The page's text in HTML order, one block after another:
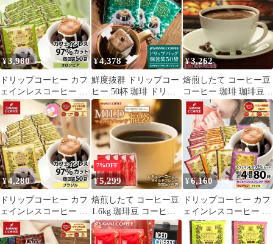
包装 8g 飲み比べ セッ
ト おためし いまならド
リップバッグ増量中で6
種類52袋
ー専門店 120杯分 セッ
ト ゴールデンコロンビ
ア
¥3,980
ドリップコーヒー カフ
ェインレスコーヒー ド
リップパック コーヒー
大容量 デカフェ ノンカ
フェイン 福袋 50杯分
個包装 8g セット コロ
ンビア
¥4,378
鮮度抜群 ドリップコー
ヒー 50杯 珈琲 ドリッ
プパック コーヒー 福袋
ドリップバッグ 福袋 大
容量 50袋 個包装 8g 飲
み比べ セット エメラル
ドマウンテンブレンド
¥3,262
焙煎したて コーヒー豆
コーヒー 珈琲 珈琲豆
お試し コーヒー粉 粉
豆 冬専用のウィンター
ブレンド 500g袋 単品珈
琲豆
¥4,280
ドリップコーヒー カフ
ェインレスコーヒー ド
リップパック コーヒー
大容量 デカフェ ノンカ
7%OFF
¥5,299
焙煎したて コーヒー豆
1.6kg 珈琲豆 コーヒー
福袋 大容量 400gx4袋
中挽き/豆のまま コーヒ
¥6,160
ドリップコーヒー カフ
ェインレスコーヒー ド
リップパック コーヒー
大容量 デカフェ ノンカ